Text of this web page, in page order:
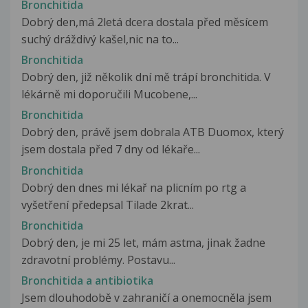
Bronchitida
Dobrý den,má 2letá dcera dostala před měsícem
suchý dráždivý kašel,nic na to...
Bronchitida
Dobrý den, již několik dní mě trápí bronchitida. V
lékárně mi doporučili Mucobene,...
Bronchitida
Dobrý den, právě jsem dobrala ATB Duomox, který
jsem dostala před 7 dny od lékaře...
Bronchitida
Dobrý den dnes mi lékař na plicním po rtg a
vyšetření předepsal Tilade 2krat...
Bronchitida
Dobrý den, je mi 25 let, mám astma, jinak žadne
zdravotní problémy. Postavu...
Bronchitida a antibiotika
Jsem dlouhodobě v zahraničí a onemocněla jsem